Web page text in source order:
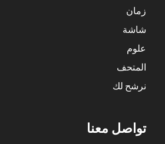
زمان
شاشة
علوم
المتحف
نرشح لك
تواصل معنا